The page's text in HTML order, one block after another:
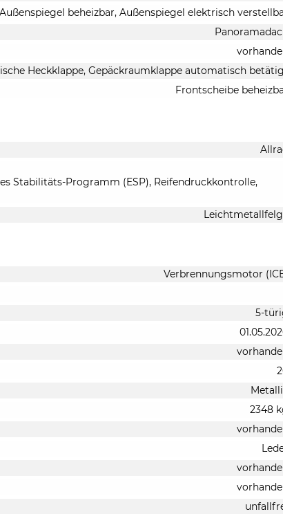
beheizbar, Außenspiegel elektrisch
Heckklappe, Gepäckraumklappe automatisch
Frontscheibe
Stabilitäts-Programm (ESP), Reifendruckkontrolle,
Verbrennungsmotor
5-
2348